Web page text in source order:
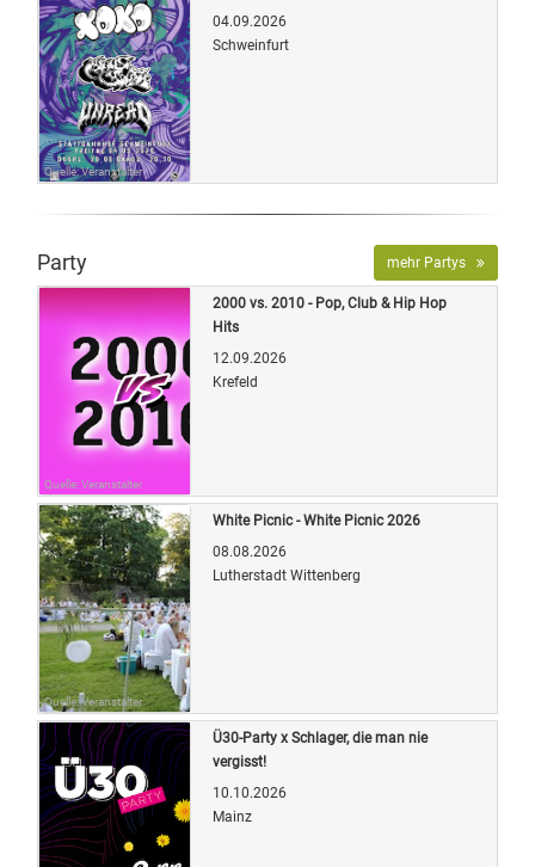
Quelle: Veranstalter
04.09.2026
Schweinfurt
Party mehr Partys
Quelle: Veranstalter
2000 vs. 2010 - Pop, Club & Hip Hop
Hits
12.09.2026
Krefeld
Quelle: Veranstalter
White Picnic - White Picnic 2026
08.08.2026
Lutherstadt Wittenberg
Ü30-Party x Schlager, die man nie
vergisst!
10.10.2026
Mainz